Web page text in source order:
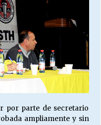
por parte de secretario
ampliamente y sin